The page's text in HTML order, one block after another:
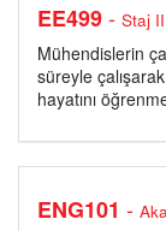
EE499- Staj II
Mühendislerin
süreyle
hayatını
ENG101 -